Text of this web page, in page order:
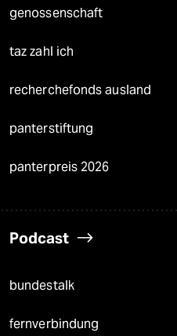
genossenschaft
taz zahl ich
recherchefonds ausland
panterstiftung
panterpreis 2026
Podcast
bundestalk
fernverbindung